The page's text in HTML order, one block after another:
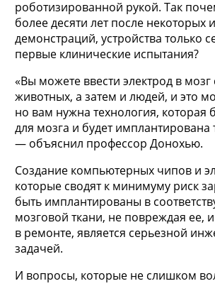
роботизированной рукой. Так
более десяти лет после некоторых
демонстраций, устройства только
первые клинические испытания?
«Вы можете ввести электрод в мозг
животных, а затем и людей, и это
но вам нужна технология, которая
для мозга и будет имплантирована
— объяснил профессор Донохью.
Создание компьютерных чипов и
которые сводят к минимуму риск
быть имплантированы в
мозговой ткани, не повреждая ее,
в ремонте, является серьезной
задачей.
И вопросы, которые не слишком